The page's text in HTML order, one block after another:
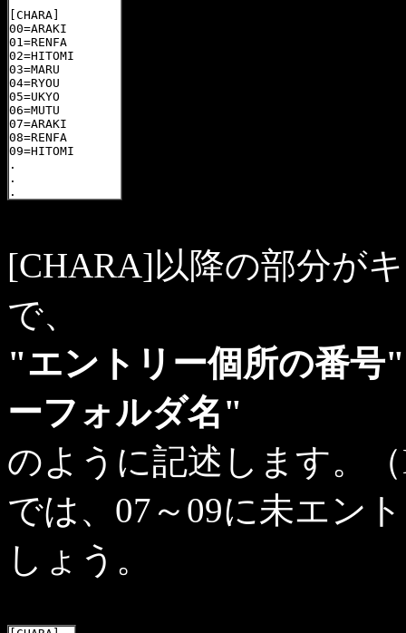
[CHARA]
00=ARAKI
01=RENFA
02=HITOMI
03=MARU
04=RYOU
05=UKYO
06=MUTU
07=ARAKI
08=RENFA
09=HITOMI
.
.
.
[CHARA]以降の部分が
で、
"エントリー個所の番
ーフォルダ名"
のように記述します。
では、07～09に未エン
しょう。